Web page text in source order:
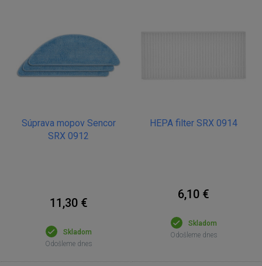
Súprava mopov Sencor
SRX 0912
11,30 €
Skladom
Odošleme dnes
HEPA filter SRX 0914
6,10 €
Skladom
Odošleme dnes